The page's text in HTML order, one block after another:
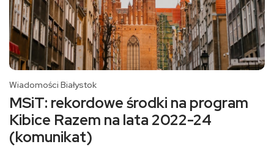
Wiadomości Białystok
MSiT: rekordowe środki na program
Kibice Razem na lata 2022-24
(komunikat)